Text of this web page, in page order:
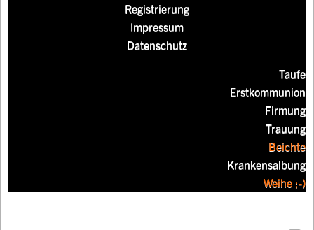
Registrierung
Impressum
Datenschutz
Taufe
Erstkommunion
Firmung
Trauung
Beichte
Krankensalbung
Weihe ;-)